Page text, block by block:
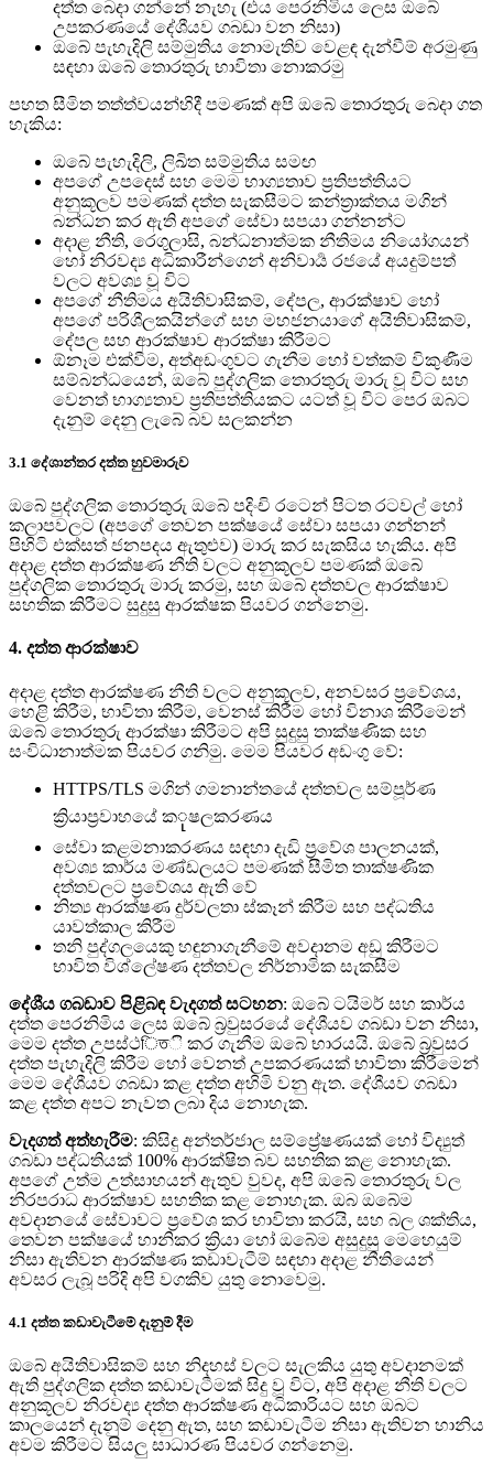
දත්ත බෙදා ගන්නේ නැහැ (එය පෙරනිමිය ලෙස ඔබේ
උපකරණයේ දේශීයව ගබඩා වන නිසා)
ඔබේ පැහැදිලි සම්මුතිය නොමැතිව වෙළඳ දැන්වීම් අරමුණු
සඳහා ඔබේ තොරතුරු භාවිතා නොකරමු
පහත සීමිත තත්ත්වයන්හිදී පමණක් අපි ඔබේ තොරතුරු බෙදා ගත
හැකිය:
ඔබේ පැහැදිලි, ලිඛිත සම්මුතිය සමඟ
අපගේ උපදෙස් සහ මෙම භාග්‍යතාව ප්‍රතිපත්තියට
අනුකූලව පමණක් දත්ත සැකසීමට කන්ත්‍රාක්තය මගින්
බන්ධන කර ඇති අපගේ සේවා සපයා ගන්නන්ට
අදාළ නීති, රෙගුලාසි, බන්ධනාත්මක නීතිමය නියෝගයන්
හෝ නිරවද්‍ය අධිකාරීන්ගෙන් අනිවාර්‍ය රජයේ අයදුම්පත්
වලට අවශ්‍ය වූ විට
අපගේ නීතිමය අයිතිවාසිකම්, දේපල, ආරක්ෂාව හෝ
අපගේ පරිශීලකයින්ගේ සහ මහජනයාගේ අයිතිවාසිකම්,
දේපල සහ ආරක්ෂාව ආරක්ෂා කිරීමට
ඕනෑම එක්වීම, අත්අඩංගුවට ගැනීම හෝ වත්කම් විකුණීම
සම්බන්ධයෙන්, ඔබේ පුද්ගලික තොරතුරු මාරු වූ විට සහ
වෙනත් භාග්‍යතාව ප්‍රතිපත්තියකට යටත් වූ විට පෙර ඔබට
දැනුම් දෙනු ලැබේ බව සලකන්න
3.1 දේශාන්තර දත්ත හුවමාරුව
ඔබේ පුද්ගලික තොරතුරු ඔබේ පදිංචි රටෙන් පිටත රටවල් හෝ
කලාපවලට (අපගේ තෙවන පක්ෂයේ සේවා සපයා ගන්නන්
පිහිටි එක්සත් ජනපදය ඇතුළුව) මාරු කර සැකසිය හැකිය. අපි
අදාළ දත්ත ආරක්ෂණ නීති වලට අනුකූලව පමණක් ඔබේ
පුද්ගලික තොරතුරු මාරු කරමු, සහ ඔබේ දත්තවල ආරක්ෂාව
සහතික කිරීමට සුදුසු ආරක්ෂක පියවර ගන්නෙමු.
4. දත්ත ආරක්ෂාව
අදාළ දත්ත ආරක්ෂණ නීති වලට අනුකූලව, අනවසර ප්‍රවේශය,
හෙළි කිරීම, භාවිතා කිරීම, වෙනස් කිරීම හෝ විනාශ කිරීමෙන්
ඔබේ තොරතුරු ආරක්ෂා කිරීමට අපි සුදුසු තාක්ෂණික සහ
සංවිධානාත්මක පියවර ගනිමු. මෙම පියවර අඩංගු වේ:
HTTPS/TLS මගින් ගමනාන්තයේ දත්තවල සම්පූර්ණ
ක්‍රියාප්‍රවාහයේ කုෂලකරණය
සේවා කළමනාකරණය සඳහා දැඩි ප්‍රවේශ පාලනයක්,
අවශ්‍ය කාර්ය මණ්ඩලයට පමණක් සීමිත තාක්ෂණික
දත්තවලට ප්‍රවේශය ඇති වේ
නිත්‍ය ආරක්ෂණ දුර්වලතා ස්කෑන් කිරීම සහ පද්ධතිය
යාවත්කාල කිරීම
තනි පුද්ගලයෙකු හඳුනාගැනීමේ අවදානම අඩු කිරීමට
භාවිත විශ්ලේෂණ දත්තවල නිර්නාමික සැකසීම
දේශීය ගබඩාව පිළිබඳ වැදගත් සටහන: ඔබේ ටයිමර් සහ කාර්ය
දත්ත පෙරනිමිය ලෙස ඔබේ බ්‍රවුසරයේ දේශීයව ගබඩා වන නිසා,
මෙම දත්ත උපස්ථিতි කර ගැනීම ඔබේ භාරයයි. ඔබේ බ්‍රවුසර
දත්ත පැහැදිලි කිරීම හෝ වෙනත් උපකරණයක් භාවිතා කිරීමෙන්
මෙම දේශීයව ගබඩා කළ දත්ත අහිමි වනු ඇත. දේශීයව ගබඩා
කළ දත්ත අපට නැවත ලබා දිය නොහැක.
වැදගත් අත්හැරීම: කිසිදු අන්තර්ජාල සම්ප්‍රේෂණයක් හෝ විද්‍යුත්
ගබඩා පද්ධතියක් 100% ආරක්ෂිත බව සහතික කළ නොහැක.
අපගේ උත්ම උත්සාහයන් ඇතුව වුවද, අපි ඔබේ තොරතුරු වල
නිරපරාධ ආරක්ෂාව සහතික කළ නොහැක. ඔබ ඔබේම
අවදානයේ සේවාවට ප්‍රවේශ කර භාවිතා කරයි, සහ බල ශක්තිය,
තෙවන පක්ෂයේ හානිකර ක්‍රියා හෝ ඔබේම අසුදුසු මෙහෙයුම්
නිසා ඇතිවන ආරක්ෂණ කඩාවැටීම් සඳහා අදාළ නීතියෙන්
අවසර ලැබූ පරිදි අපි වගකිව යුතු නොවෙමු.
4.1 දත්ත කඩාවැටීමේ දැනුම් දීම
ඔබේ අයිතිවාසිකම් සහ නිදහස් වලට සැලකිය යුතු අවදානමක්
ඇති පුද්ගලික දත්ත කඩාවැටීමක් සිදු වූ විට, අපි අදාළ නීති වලට
අනුකූලව නිරවද්‍ය දත්ත ආරක්ෂණ අධිකාරියට සහ ඔබට
කාලයෙන් දැනුම් දෙනු ඇත, සහ කඩාවැටීම නිසා ඇතිවන හානිය
අවම කිරීමට සියලු සාධාරණ පියවර ගන්නෙමු.